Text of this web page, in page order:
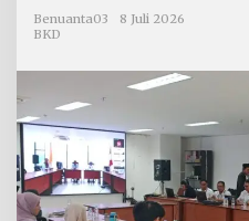
r
a
g
k
a
Benuanta03
8 Juli 2026
BKD